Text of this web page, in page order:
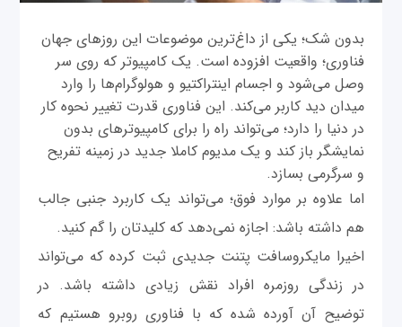
بدون شک؛ یکی از داغ‌ترین موضوعات این روزهای جهان
فناوری؛ واقعیت افزوده است. یک کامپیوتر که روی سر
وصل می‌شود و اجسام اینتراکتیو و هولوگرام‌ها را وارد
میدان دید کاربر می‌کند. این فناوری قدرت تغییر نحوه کار
در دنیا را دارد؛ می‌تواند راه را برای کامپیوترهای بدون
نمایشگر باز کند و یک مدیوم کاملا جدید در زمینه تفریح
و سرگرمی بسازد.
اما علاوه بر موارد فوق؛ می‌تواند یک کاربرد جنبی جالب
هم داشته باشد: اجازه نمی‌دهد که کلیدتان را گم کنید.
اخیرا مایکروسافت پتنت جدیدی ثبت کرده که می‌تواند
در زندگی روزمره افراد نقش زیادی داشته باشد. در
توضیح آن آورده شده که با فناوری روبرو هستیم که